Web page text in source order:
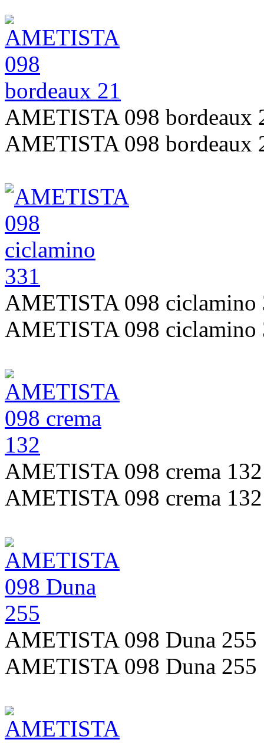
AMETISTA 098 bordeaux
AMETISTA 098 bordeaux
AMETISTA 098 ciclamino
AMETISTA 098 ciclamino
AMETISTA 098 crema 132
AMETISTA 098 crema 132
AMETISTA 098 Duna 255
AMETISTA 098 Duna 255